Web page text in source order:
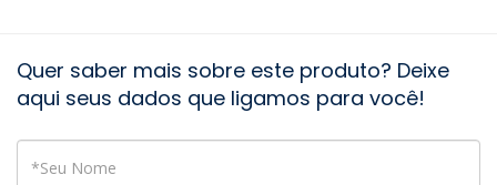
Quer saber mais sobre este produto? Deixe
aqui seus dados que ligamos para você!